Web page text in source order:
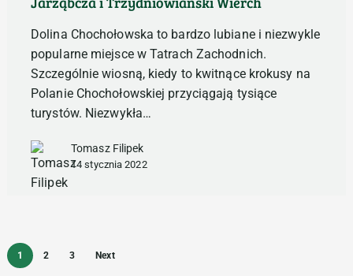
Trzydniowiański
Wierch
Dolina Chochołowska to bardzo lubiane i niezwykle
popularne miejsce w Tatrach Zachodnich.
Szczególnie wiosną, kiedy to kwitnące krokusy na
Polanie Chochołowskiej przyciągają tysiące
turystów. Niezwykła…
Tomasz Filipek
14 stycznia 2022
1 2 3 Next